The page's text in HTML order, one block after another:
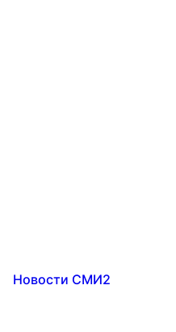
Новости СМИ2